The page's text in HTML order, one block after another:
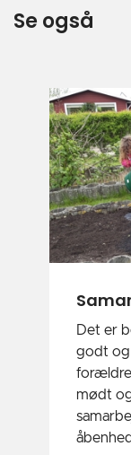
Se også
Det er
godt
mødt